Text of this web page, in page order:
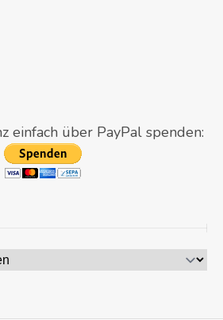
einfach über PayPal spenden: